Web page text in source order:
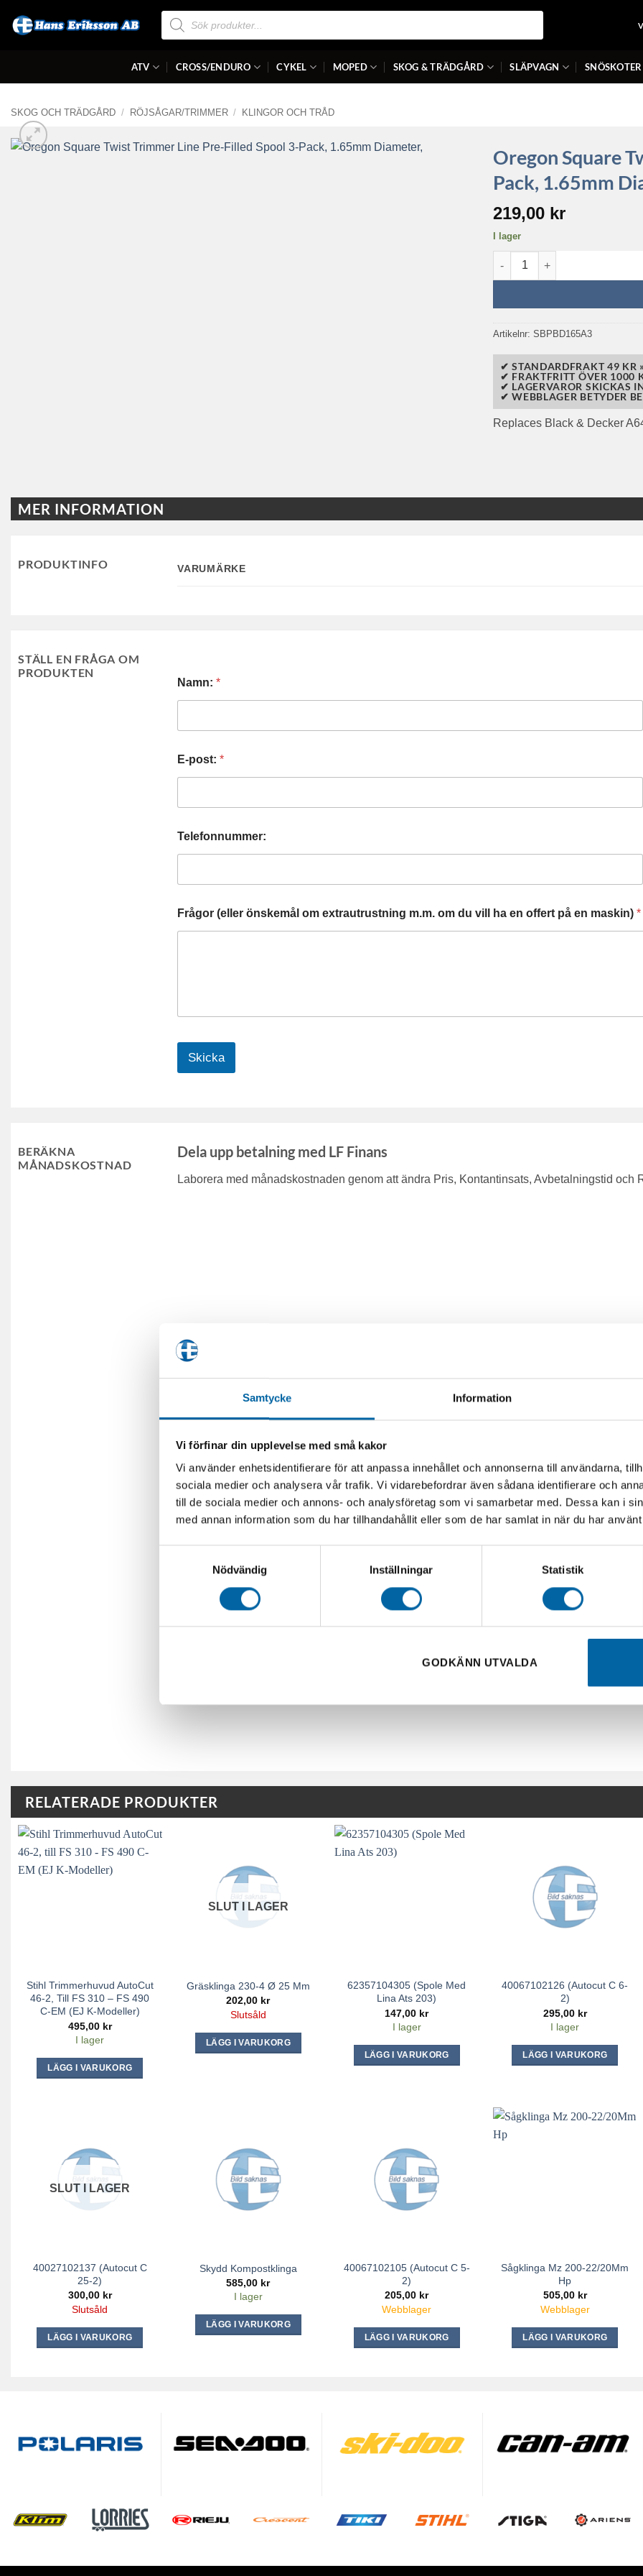
Samtycke Information
Vi förfinar din upplevelse med små kakor
Vi använder enhetsidentifierare för att anpassa innehållet och annonserna till användarna,
sociala medier och analysera vår trafik. Vi vidarebefordrar även sådana identifierare och
till de sociala medier och annons- och analysföretag som vi samarbetar med. Dessa kan i
med annan information som du har tillhandahållit eller som de har samlat in när du har
Nödvändig
Inställningar Statistik
GODKÄNN UTVALDA
Produktsökning
ATV CROSS/ENDURO CYKEL MOPED SKOG & TRÄDGÅRD SLÄPVAGN SNÖSKOTER
SKOG OCH TRÄDGÅRD / RÖJSÅGAR/TRIMMER / KLINGOR OCH TRÅD
Oregon Square
Pack, 1.65mm
219,00 kr
I lager
Oregon Square Twist
Artikelnr: SBPBD165A3
✔ STANDARDFRAKT 49 KR »
✔ FRAKTFRITT ÖVER 1000
✔ LAGERVAROR SKICKAS
✔ WEBBLAGER BETYDER
Replaces Black & Decker
MER INFORMATION
PRODUKTINFO VARUMÄRKE
STÄLL EN FRÅGA OM
PRODUKTEN
Namn:*
E-post:*
Telefonnummer:
Frågor (eller önskemål om extrautrustning m.m. om du vill ha en offert på en maskin)*
Skicka
BERÄKNA
MÅNADSKOSTNAD
Dela upp betalning med LF Finans
Laborera med månadskostnaden genom att ändra Pris, Kontantinsats, Avbetalningstid och
RELATERADE PRODUKTER
Stihl Trimmerhuvud AutoCut
46-2, Till FS 310 – FS 490
C-EM (EJ K-Modeller)
495,00 kr
I lager
LÄGG I VARUKORG
SLUT I LAGER
Gräsklinga 230-4 Ø 25 Mm
202,00 kr
Slutsåld
LÄGG I VARUKORG
62357104305 (Spole Med
Lina Ats 203)
147,00 kr
I lager
LÄGG I VARUKORG
40067102126 (Autocut C 6-
2)
295,00 kr
I lager
LÄGG I VARUKORG
SLUT I LAGER
40027102137 (Autocut C
25-2)
300,00 kr
Slutsåld
LÄGG I VARUKORG
Skydd Kompostklinga
585,00 kr
I lager
LÄGG I VARUKORG
40067102105 (Autocut C 5-
2)
205,00 kr
Webblager
LÄGG I VARUKORG
Sågklinga Mz 200-22/20Mm
Hp
505,00 kr
Webblager
LÄGG I VARUKORG